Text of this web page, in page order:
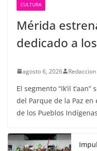
CULTURA
Mérida
dedicado a
agosto 6, 2026 Redaccion
El segmento “Ik’il
del Parque de la Paz
de los Pueblos